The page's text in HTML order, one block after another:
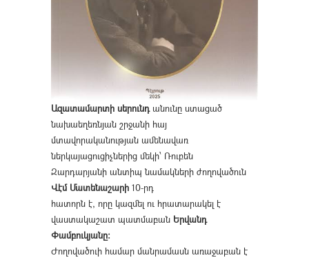
Ազատամարտի սերունդանունը ստացած
նախաեղեռնյան շրջանի հայ
մտավորականության ամենավառ
ներկայացուցիչներից մեկի՝ Ռուբեն
Զարդարյանի անտիպ նամակների ժողովածուն
Վէմ Մատենաշարի 10-րդ
հատորն է, որը կազմել ու հրատարակել է
վաստակաշատ պատմաբան Երվանդ
Փամբուկյանը։
Ժողովածուի համար մանրամասն առաջաբան է